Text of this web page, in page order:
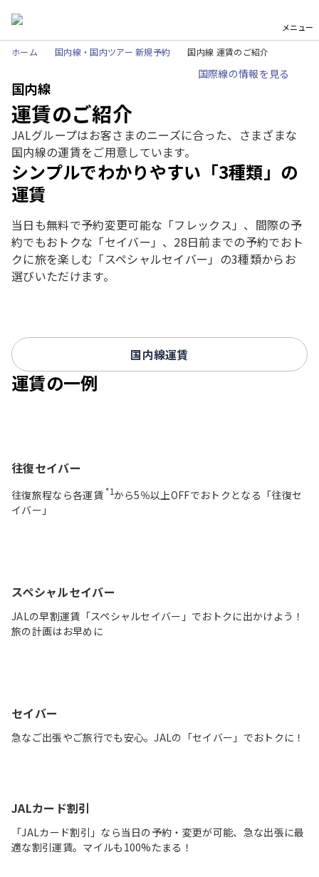
メニュー
ホーム 国内線・国内ツアー 新規予約 国内線 運賃のご紹介
国際線の情報を見る
国内線
運賃のご紹介
JALグループはお客さまのニーズに合った、さまざまな
国内線の運賃をご用意しています。
シンプルでわかりやすい「3種類」の
運賃
当日も無料で予約変更可能な「フレックス」、間際の予
約でもおトクな「セイバー」、28日前までの予約でおト
クに旅を楽しむ「スペシャルセイバー」の3種類からお
選びいただけます。
国内線運賃
運賃の一例
往復セイバー
往復旅程なら各運賃*1から5％以上OFFでおトクとなる「往復セ
イバー」
スペシャルセイバー
JALの早割運賃「スペシャルセイバー」でおトクに出かけよう！
旅の計画はお早めに
セイバー
急なご出張やご旅行でも安心。JALの「セイバー」でおトクに！
JALカード割引
「JALカード割引」なら当日の予約・変更が可能、急な出張に最
適な割引運賃。マイルも100%たまる！